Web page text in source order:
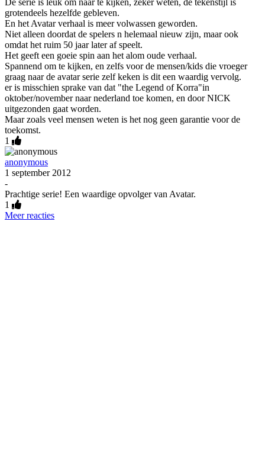
De serie is leuk om naar te kijken, zeker weten, de tekenstijl is
grotendeels hezelfde gebleven.
En het Avatar verhaal is meer volwassen geworden.
Niet alleen doordat de spelers n helemaal nieuw zijn, maar ook
omdat het ruim 50 jaar later af speelt.
Het geeft een goeie spin aan het alom oude verhaal.
Spannend om te kijken, en zelfs voor de mensen/kids die vroeger
graag naar de avatar serie zelf keken is dit een waardig vervolg.
er is misschien sprake van dat "the Legend of Korra"in
oktober/november naar nederland toe komen, en door NICK
uitgezonden gaat worden.
Maar zoals veel mensen weten is het nog geen garantie voor de
toekomst.
1
anonymous
1 september 2012
-
Prachtige serie! Een waardige opvolger van Avatar.
1
Meer reacties